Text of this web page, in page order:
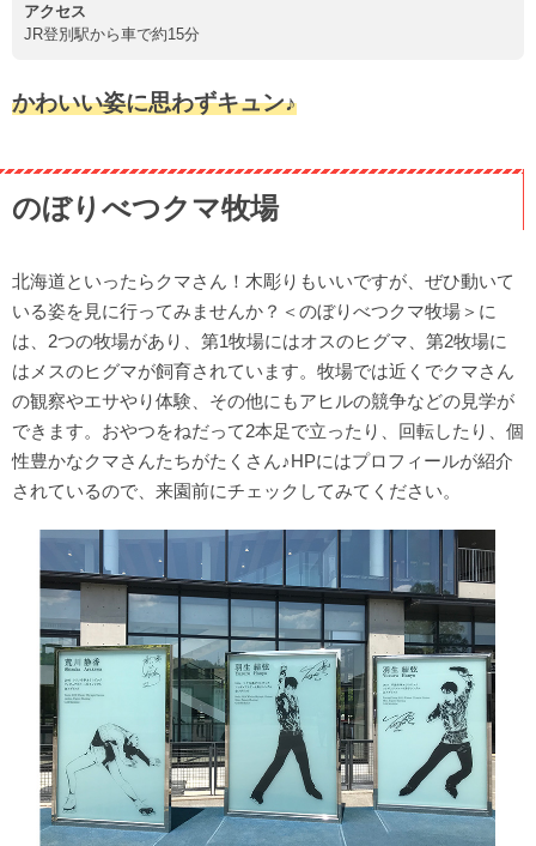
アクセス
JR登別駅から車で約15分
かわいい姿に思わずキュン♪
のぼりべつクマ牧場
北海道といったらクマさん！木彫りもいいですが、ぜひ動いて
いる姿を見に行ってみませんか？＜のぼりべつクマ牧場＞に
は、2つの牧場があり、第1牧場にはオスのヒグマ、第2牧場に
はメスのヒグマが飼育されています。牧場では近くでクマさん
の観察やエサやり体験、その他にもアヒルの競争などの見学が
できます。おやつをねだって2本足で立ったり、回転したり、個
性豊かなクマさんたちがたくさん♪HPにはプロフィールが紹介
されているので、来園前にチェックしてみてください。